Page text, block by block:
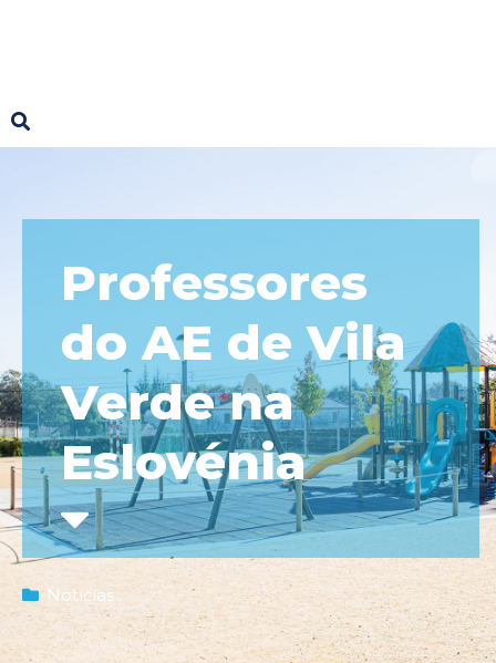
Professores
do AE de Vila
Verde na
Eslovénia
Notícias